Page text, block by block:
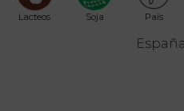
Lacteos Soja País